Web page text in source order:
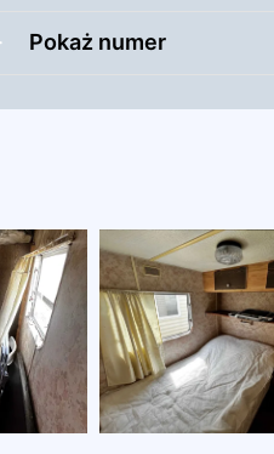
Pokaż numer